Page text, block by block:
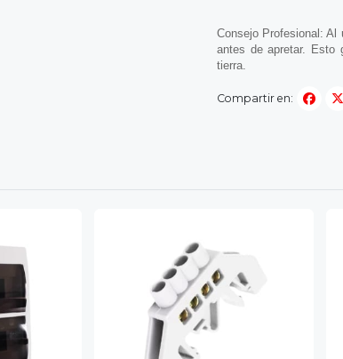
Consejo Profesional: Al
antes de apretar. Esto
tierra.
Compartir en: